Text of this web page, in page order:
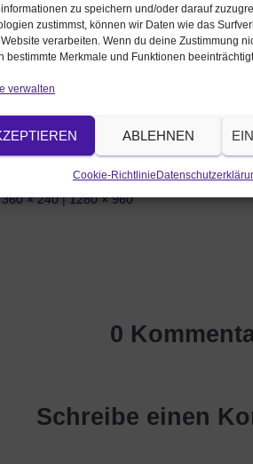
zu speichern und/oder darauf
zustimmst, können wir Daten wie das
verarbeiten. Wenn du deine Zustimmung
bestimmte Merkmale und Funktionen
verwalten
ABLEHNEN
Cookie-Richtlinie
360 × 240 | 1280 × 960
0
Schreibe einen